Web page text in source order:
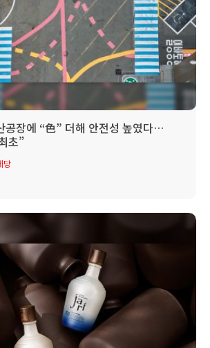
공장에 “色” 더해 안전성 높였다…
초”
당